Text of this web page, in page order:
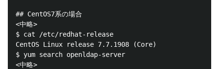
## CentOS7系の場合
<中略>
$ cat /etc/redhat-release
CentOS Linux release 7.7.1908 (Core)
$ yum search openldap-server
<中略>